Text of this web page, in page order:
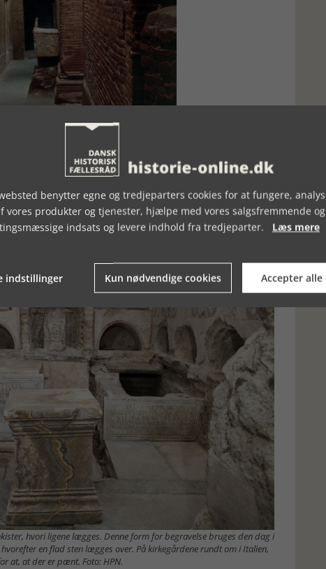
der er tale om en by. Murstenene er de klassisk flade - fastholdt i
våde. Foto: HPN - Roberto Fiacco
hvori ligene lægges. Denne form for begravelse bruges den dag i
en flad sten lægges over. På kirkegårdene rundt om i Italien,
at, at der er pænt. Foto: HPN.
benytter egne og tredjeparters cookies for at fungere,
vores produkter og tjenester, hjælpe med vores salgsfremmende og
indsats og levere indhold fra tredjeparter. Læs mere
indstillinger Kun nødvendige cookies Accepter alle